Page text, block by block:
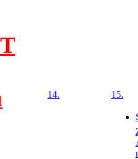
14. 15.